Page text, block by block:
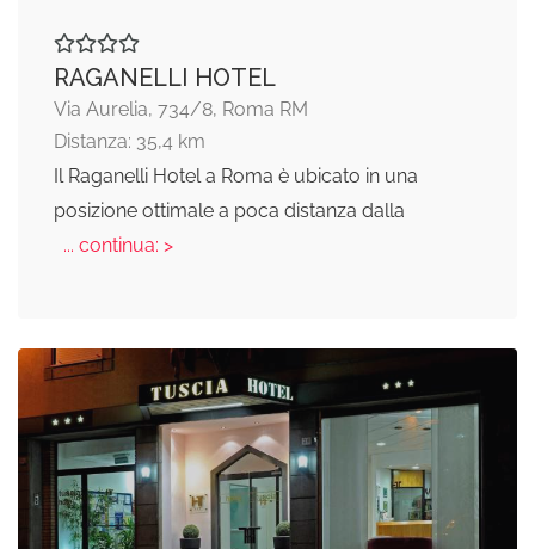
RAGANELLI HOTEL
Via Aurelia, 734/8, Roma RM
Distanza: 35,4 km
Il Raganelli Hotel a Roma è ubicato in una
posizione ottimale a poca distanza dalla
... continua: >